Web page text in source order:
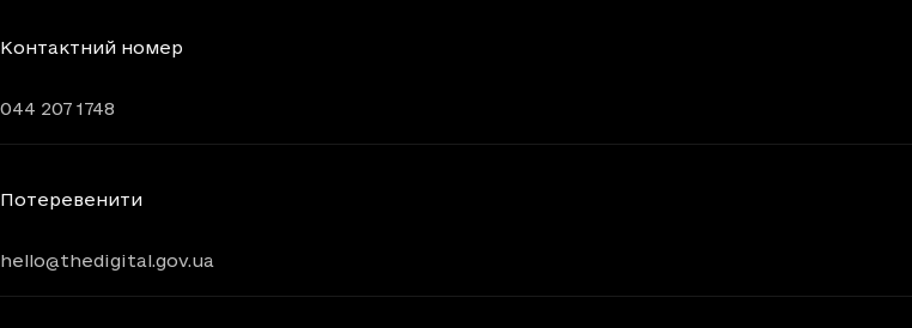
Контактний номер
044 207 1748
Потеревенити
hello@thedigital.gov.ua